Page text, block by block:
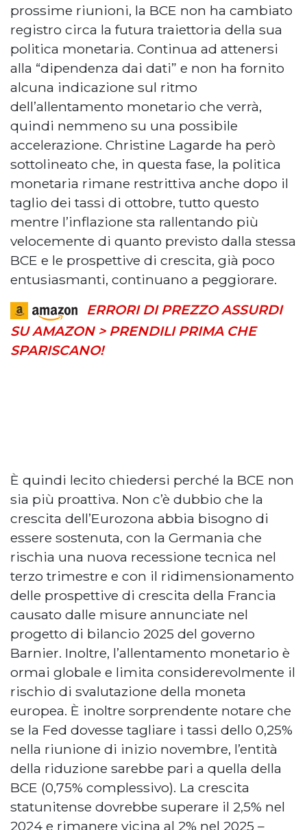
prossime riunioni, la BCE non ha cambiato
registro circa la futura traiettoria della sua
politica monetaria. Continua ad attenersi
alla “dipendenza dai dati” e non ha fornito
alcuna indicazione sul ritmo
dell’allentamento monetario che verrà,
quindi nemmeno su una possibile
accelerazione. Christine Lagarde ha però
sottolineato che, in questa fase, la politica
monetaria rimane restrittiva anche dopo il
taglio dei tassi di ottobre, tutto questo
mentre l’inflazione sta rallentando più
velocemente di quanto previsto dalla stessa
BCE e le prospettive di crescita, già poco
entusiasmanti, continuano a peggiorare.
ERRORI DI PREZZO ASSURDI
SU AMAZON > PRENDILI PRIMA CHE
SPARISCANO!
È quindi lecito chiedersi perché la BCE non
sia più proattiva. Non c’è dubbio che la
crescita dell’Eurozona abbia bisogno di
essere sostenuta, con la Germania che
rischia una nuova recessione tecnica nel
terzo trimestre e con il ridimensionamento
delle prospettive di crescita della Francia
causato dalle misure annunciate nel
progetto di bilancio 2025 del governo
Barnier. Inoltre, l’allentamento monetario è
ormai globale e limita considerevolmente il
rischio di svalutazione della moneta
europea. È inoltre sorprendente notare che
se la Fed dovesse tagliare i tassi dello 0,25%
nella riunione di inizio novembre, l’entità
della riduzione sarebbe pari a quella della
BCE (0,75% complessivo). La crescita
statunitense dovrebbe superare il 2,5% nel
2024 e rimanere vicina al 2% nel 2025 –